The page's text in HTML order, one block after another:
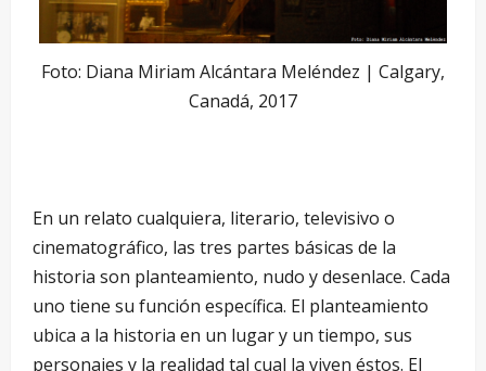
Foto: Diana Miriam Alcántara Meléndez | Calgary,
Canadá, 2017
En un relato cualquiera, literario, televisivo o
cinematográfico, las tres partes básicas de la
historia son planteamiento, nudo y desenlace. Cada
uno tiene su función específica. El planteamiento
ubica a la historia en un lugar y un tiempo, sus
personajes y la realidad tal cual la viven éstos. El